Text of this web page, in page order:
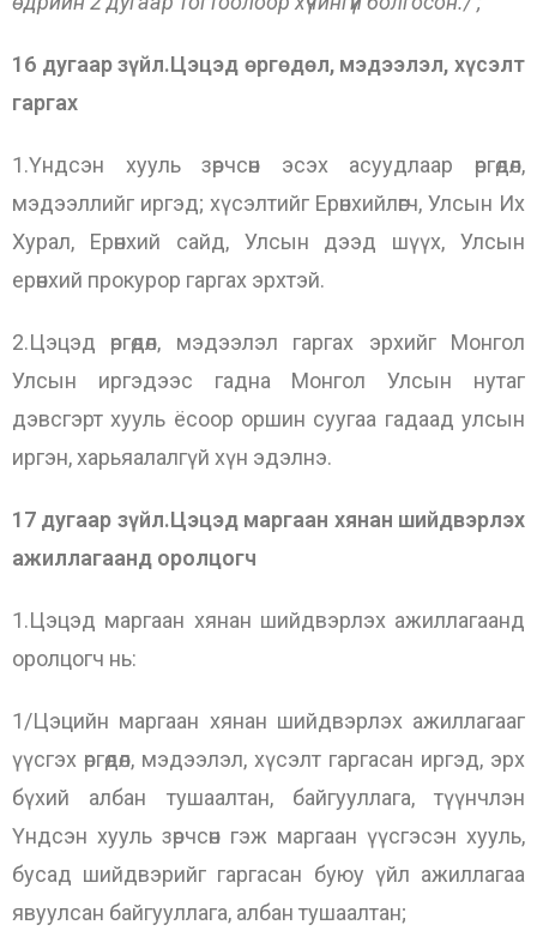
16 дугаар зүйл.Цэцэд өргөдөл, мэдээлэл, хүсэлт
гаргах
1.Үндсэн хууль зөрчсөн эсэх асуудлаар өргөдөл,
мэдээллийг иргэд; хүсэлтийг Ерөнхийлөгч, Улсын Их
Хурал, Ерөнхий сайд, Улсын дээд шүүх, Улсын
ерөнхий прокурор гаргах эрхтэй.
2.Цэцэд өргөдөл, мэдээлэл гаргах эрхийг Монгол
Улсын иргэдээс гадна Монгол Улсын нутаг
дэвсгэрт хууль ёсоор оршин суугаа гадаад улсын
иргэн, харьяалалгүй хүн эдэлнэ.
17 дугаар зүйл.Цэцэд маргаан хянан шийдвэрлэх
ажиллагаанд оролцогч
1.Цэцэд маргаан хянан шийдвэрлэх ажиллагаанд
оролцогч нь:
1/Цэцийн маргаан хянан шийдвэрлэх ажиллагааг
үүсгэх өргөдөл, мэдээлэл, хүсэлт гаргасан иргэд, эрх
бүхий албан тушаалтан, байгууллага, түүнчлэн
Үндсэн хууль зөрчсөн гэж маргаан үүсгэсэн хууль,
бусад шийдвэрийг гаргасан буюу үйл ажиллагаа
явуулсан байгууллага, албан тушаалтан;